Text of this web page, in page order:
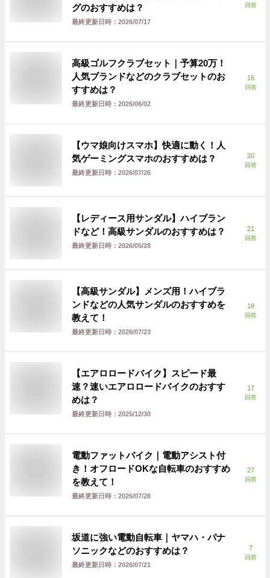
グのおすすめは？
最終更新日時： 2026/07/17
回答
高級ゴルフクラブセット｜予算20万！
人気ブランドなどのクラブセットのお
すすめは？
最終更新日時： 2026/06/02
16
回答
【ウマ娘向けスマホ】快適に動く！人
気ゲーミングスマホのおすすめは？
最終更新日時： 2026/07/26
20
回答
【レディース用サンダル】ハイブラン
ドなど！高級サンダルのおすすめは？
最終更新日時： 2026/05/28
21
回答
【高級サンダル】メンズ用！ハイブラ
ンドなどの人気サンダルのおすすめを
教えて！
最終更新日時： 2026/07/23
18
回答
【エアロロードバイク】スピード最
速？速いエアロロードバイクのおすす
めは？
最終更新日時： 2025/12/30
17
回答
電動ファットバイク｜電動アシスト付
き！オフロードOKな自転車のおすすめ
を教えて！
最終更新日時： 2026/07/28
27
回答
坂道に強い電動自転車｜ヤマハ・パナ
ソニックなどのおすすめは？
最終更新日時： 2026/07/21
7
回答